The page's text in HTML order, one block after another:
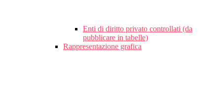
Enti di diritto privato controllati (da
pubblicare in tabelle)
Rappresentazione grafica